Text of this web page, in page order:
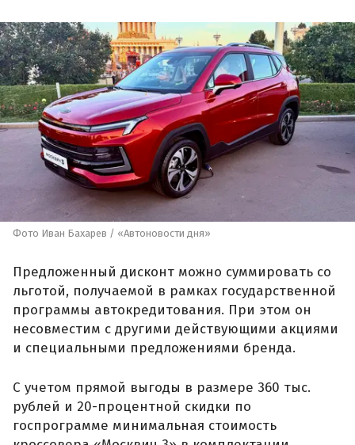
Фото Иван Бахарев / «Автоновости дня»
Предложенный дисконт можно суммировать со
льготой, получаемой в рамках государственной
программы автокредитования. При этом он
несовместим с другими действующими акциями
и специальными предложениями бренда.
С учетом прямой выгоды в размере 360 тыс.
рублей и 20-процентной скидки по
госпрограмме минимальная стоимость